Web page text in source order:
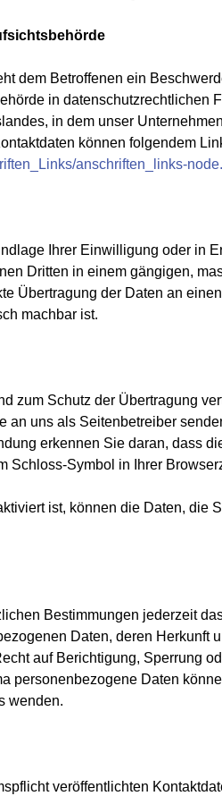
dem Betroffenen ein
in datenschutzrechtlichen
in dem unser
können folgendem
anschriften_links-
Ihrer Einwilligung oder in
Dritten in einem gängigen,
Übertragung der Daten an
machbar ist.
zum Schutz der Übertragung
an uns als Seitenbetreiber
erkennen Sie daran, dass
Schloss-Symbol in Ihrer
ist, können die Daten, die
Bestimmungen jederzeit
Daten, deren Herkunft
auf Berichtigung, Sperrung
personenbezogene Daten
wenden.
veröffentlichten